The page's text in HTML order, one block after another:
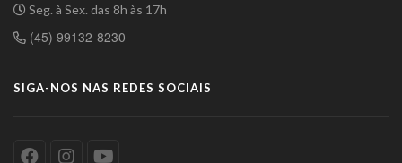
Seg. à Sex. das 8h às 17h
(45) 99132-8230
SIGA-NOS NAS REDES SOCIAIS